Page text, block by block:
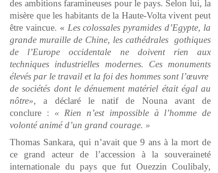
des ambitions faramineuses pour le pays. Selon lui, la
misère que les habitants de la Haute-Volta vivent peut
être vaincue. « Les colossales pyramides d’Egypte, la
grande muraille de Chine, les cathédrales gothiques
de l’Europe occidentale ne doivent rien aux
techniques industrielles modernes. Ces monuments
élevés par le travail et la foi des hommes sont l’œuvre
de sociétés dont le dénuement matériel était égal au
nôtre»,a déclaré le natif de Nouna avant de
conclure : « Rien n’est impossible à l’homme de
volonté animé d’un grand courage. »
Thomas Sankara, qui n’avait que 9 ans à la mort de
ce grand acteur de l’accession à la souveraineté
internationale du pays que fut Ouezzin Coulibaly,